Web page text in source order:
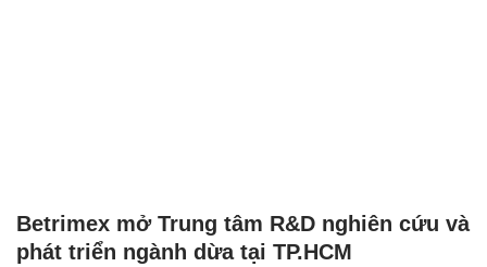
Betrimex mở Trung tâm R&D nghiên cứu và
phát triển ngành dừa tại TP.HCM